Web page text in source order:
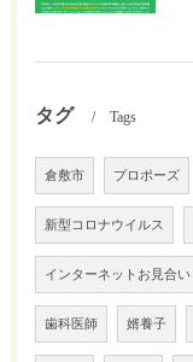
タグ Tags
倉敷市 プロポーズ
新型コロナウイルス
インターネットお見合い
歯科医師 婿養子